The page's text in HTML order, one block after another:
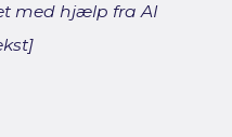
med hjælp fra AI